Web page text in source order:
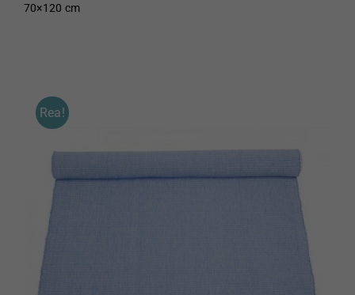
Sortiment
Kontakt & Öppettider
Webshop
70×120 cm
Rea!